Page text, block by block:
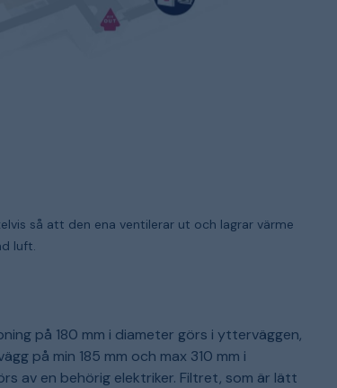
så att den ena ventilerar ut och lagrar värme
luft.
på 180 mm i diameter görs i ytterväggen,
på min 185 mm och max 310 mm i
av en behörig elektriker. Filtret, som är lätt